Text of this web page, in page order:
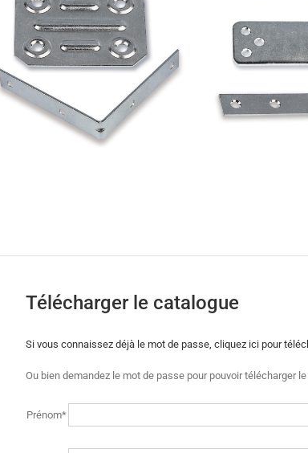
Télécharger le catalogue
Si vous connaissez déjà le mot de passe, cliquez ici pour
Ou bien demandez le mot de passe pour pouvoir télécharger
Prénom*